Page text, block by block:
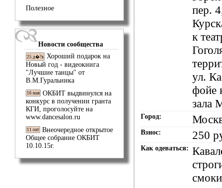
Полезное
Новости сообщества
25 д�?к Хороший подарок на
Новый год - видеокнига
"Лучшие танцы" от
В.М.Гуральника
16 мая ОКБИТ выдвинулся на
конкурс в получении гранта
КГИ, проголосуйте на
www.dancesalon.ru
11 окт Внеочередное открытое
Общее собрание ОКБИТ
10.10.15г.
пер.
к
ул.
фойе
зала
Город:
Взнос: 250
Как одеваться: